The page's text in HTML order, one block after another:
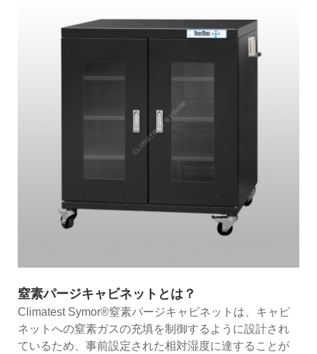
窒素パージキャビネットとは？
Climatest Symor®窒素パージキャビネットは、キャビ
ネットへの窒素ガスの充填を制御するように設計され
ているため、事前設定された相対湿度に達することが